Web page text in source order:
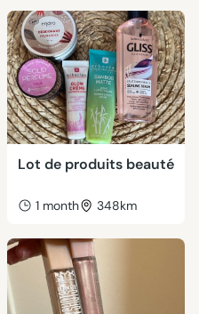
Lot de produits beauté
1 month 348km